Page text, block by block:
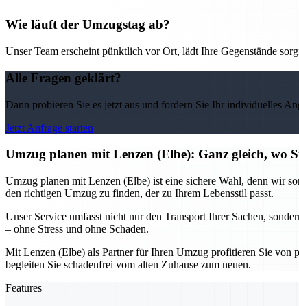
Wie läuft der Umzugstag ab?
Unser Team erscheint pünktlich vor Ort, lädt Ihre Gegenstände
Alle Fragen geklärt?
Dann probieren Sie es jetzt aus und fordern Sie Ihr individuelles
Jetzt Anfrage starten
Umzug planen mit Lenzen (Elbe): Ganz gleich, wo
Umzug planen mit Lenzen (Elbe) ist eine sichere Wahl, denn wir
den richtigen Umzug zu finden, der zu Ihrem Lebensstil passt.
Unser Service umfasst nicht nur den Transport Ihrer Sachen,
– ohne Stress und ohne Schaden.
Mit Lenzen (Elbe) als Partner für Ihren Umzug profitieren Sie von
begleiten Sie schadenfrei vom alten Zuhause zum neuen.
Features